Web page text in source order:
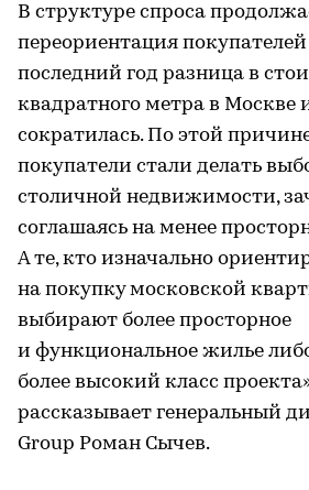
В структуре спроса
переориентация
последний год разница в
квадратного метра в Москве
сократилась. По этой
покупатели стали делать
столичной недвижимости,
соглашаясь на менее
А те, кто изначально
на покупку московской
выбирают более просторное
и функциональное жилье
более высокий класс
рассказывает генеральный
Group Роман Сычев.